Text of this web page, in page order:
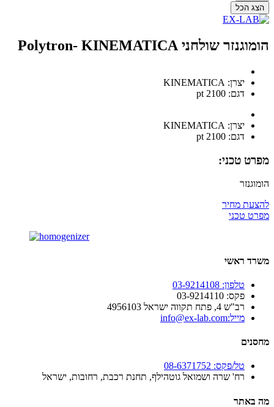
הצג הכל
הומוגנזר שולחני Polytron- KINEMATICA
יצרן: KINEMATICA
דגם: pt 2100
יצרן: KINEMATICA
דגם: pt 2100
מפרט טכני:
הומוגנזר
להצעת מחיר
מפרט טכני
משרד ראשי
טלפון: 03-9214108
פקס: 03-9214110
רב"ש 4, פתח תקווה ישראל 4956103
מייל:info@ex-lab.com
מחסנים
טל/פקס: 08-6371752
רח' שרה ושמואל גוטהילף, תחנת רכבת, רחובות, ישראל
מה באתר